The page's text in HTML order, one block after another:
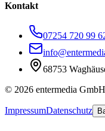
Kontakt
07254 720 99
68753
© 2026 entermedia
ImpressumDatenschutz